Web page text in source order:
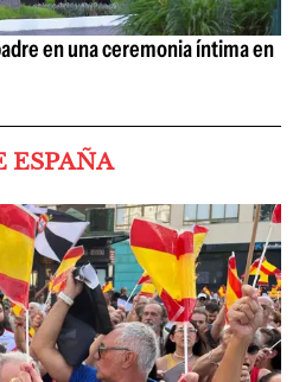
en una ceremonia íntima en
ESPAÑA